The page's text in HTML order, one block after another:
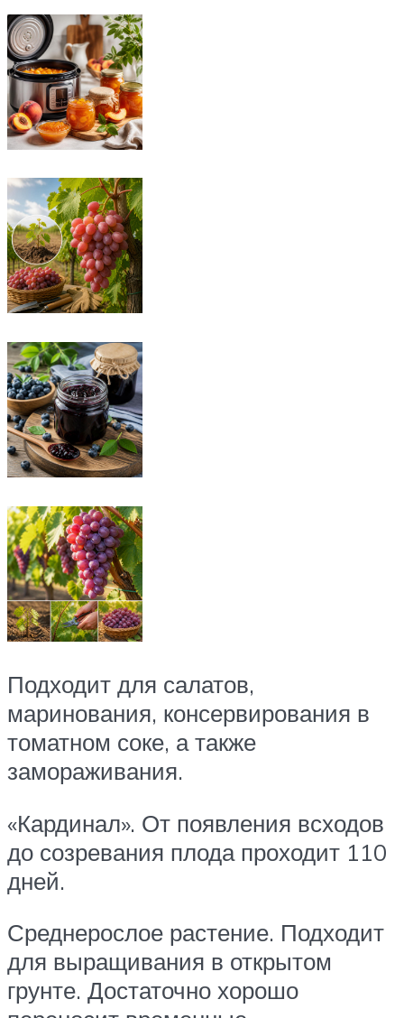
Подходит для салатов,
маринования, консервирования в
томатном соке, а также
замораживания.
«Кардинал». От появления всходов
до созревания плода проходит 110
дней.
Среднерослое растение. Подходит
для выращивания в открытом
грунте. Достаточно хорошо